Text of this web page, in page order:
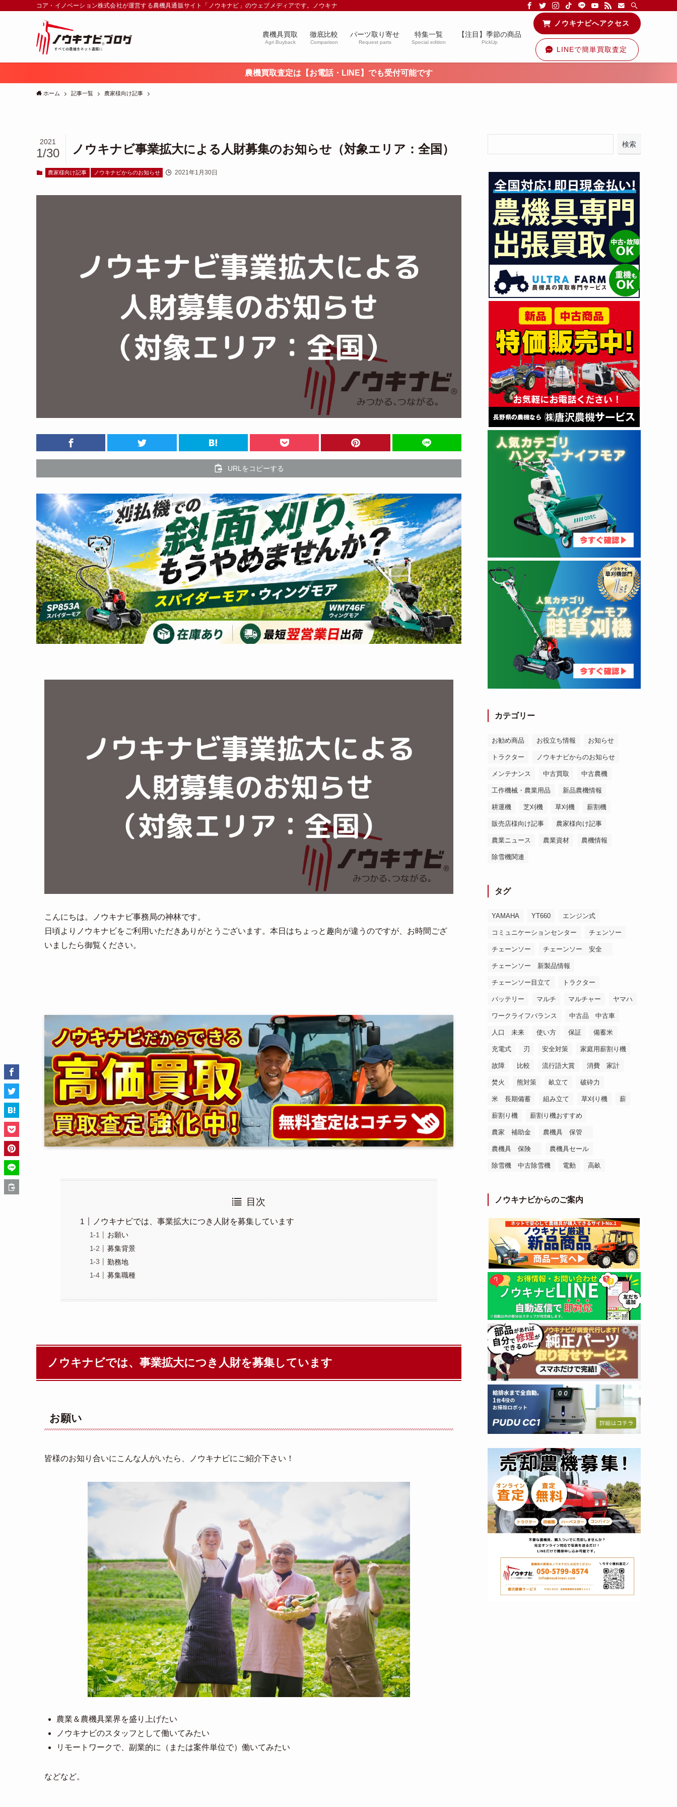
コア・イノベーション株式会社が運営する農機具通販サイト「ノウキナビ」のウェブメディアです。ノウキナビブログを通じて農業や農業機械に関する情報を配信中です！
農機具買取
Agri Buyback
徹底比較
Comparison
パーツ取り寄せ
Request parts
特集一覧
Special edition
【注目】季節の商品
PickUp
ノウキナビへアクセス
LINEで簡単買取査定
農機買取査定は【お電話・LINE】でも受付可能です
ホーム 記事一覧 農家様向け記事
ノウキナビ事業拡大による人財募集のお知らせ（対象エリア：全国）
2021
1/30
農家様向け記事 ノウキナビからのお知らせ 2021年1月30日
URLをコピーする
こんにちは。ノウキナビ事務局の神林です。
日頃よりノウキナビをご利用いただきありがとうございます。本日はちょっと趣向が違うのですが、お時間ござ
いましたら御覧ください。
目次
ノウキナビでは、事業拡大につき人財を募集しています
お願い
募集背景
勤務地
募集職種
ノウキナビでは、事業拡大につき人財を募集しています
お願い
皆様のお知り合いにこんな人がいたら、ノウキナビにご紹介下さい！
農業＆農機具業界を盛り上げたい
ノウキナビのスタッフとして働いてみたい
リモートワークで、副業的に（または案件単位で）働いてみたい
などなど。
検索
カテゴリー
お勧め商品 お役立ち情報 お知らせ
トラクター ノウキナビからのお知らせ
メンテナンス 中古買取 中古農機
工作機械・農業用品 新品農機情報
耕運機 芝刈機 草刈機 薪割機
販売店様向け記事 農家様向け記事
農業ニュース 農業資材 農機情報
除雪機関連
タグ
YAMAHA YT660 エンジン式
コミュニケーションセンター チェンソー
チェーンソー チェーンソー 安全
チェーンソー 新製品情報
チェーンソー目立て トラクター
バッテリー マルチ マルチャー ヤマハ
ワークライフバランス 中古品 中古車
人口 未来 使い方 保証 備蓄米
充電式 刃 安全対策 家庭用薪割り機
故障 比較 流行語大賞 消費 家計
焚火 熊対策 畝立て 破砕力
米 長期備蓄 組み立て 草刈り機 薪
薪割り機 薪割り機おすすめ
農家 補助金 農機具 保管
農機具 保険 農機具セール
除雪機 中古除雪機 電動 高畝
ノウキナビからのご案内